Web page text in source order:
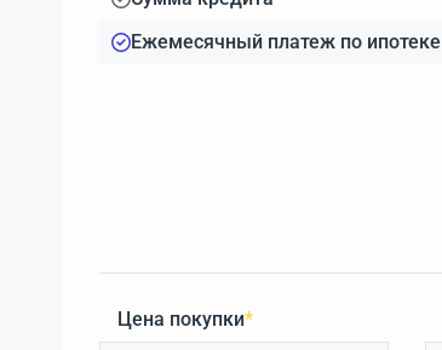
Ежемесячный платеж по ипотеке
Цена покупки*